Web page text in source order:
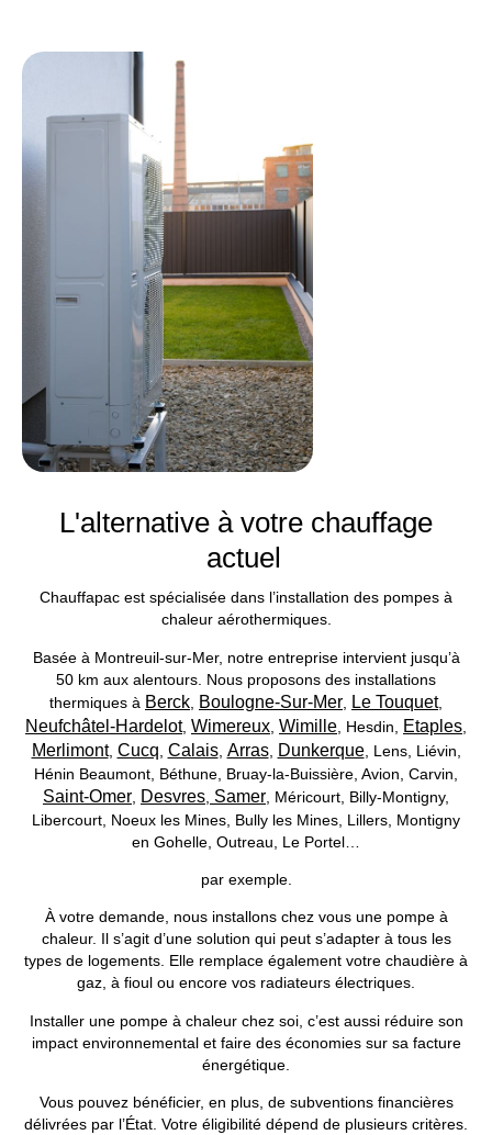
L'alternative à votre chauffage
actuel
Chauffapac est spécialisée dans l’installation des pompes à
chaleur aérothermiques.
Basée à Montreuil-sur-Mer, notre entreprise intervient jusqu’à
50 km aux alentours. Nous proposons des installations
thermiques à Berck Boulogne-Sur-Mer Le Touquet,
Neufchâtel-Hardelot, Wimereux Wimille Hesdin Etaples
Merlimont, Cucq Calais, Arras, Dunkerque, Lens, Liévin,
Hénin Beaumont, Béthune, Bruay-la-Buissière, Avion, Carvin,
Saint-Omer Desvres Samer , Méricourt, Billy-Montigny,
Libercourt, Noeux les Mines, Bully les Mines, Lillers, Montigny
en Gohelle, Outreau, Le Portel…
par exemple.
À votre demande, nous installons chez vous une pompe à
chaleur. Il s’agit d’une solution qui peut s’adapter à tous les
types de logements. Elle remplace également votre chaudière à
gaz, à fioul ou encore vos radiateurs électriques.
Installer une pompe à chaleurchez soi, c’est aussi réduire son
impact environnemental et faire des économies sur sa facture
énergétique.
Vous pouvez bénéficier, en plus, de subventions financières
délivrées par l’État. Votre éligibilité dépend de plusieurs critères.